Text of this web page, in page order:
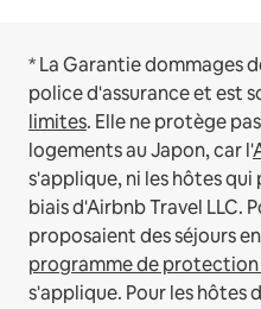
* La Garantie dommages
police d'assurance et est
limites. Elle ne protège
logements au Japon, car l'
s'applique, ni les hôtes
biais d'Airbnb Travel LLC.
proposaient des séjours
programme de protection
s'applique. Pour les hôtes